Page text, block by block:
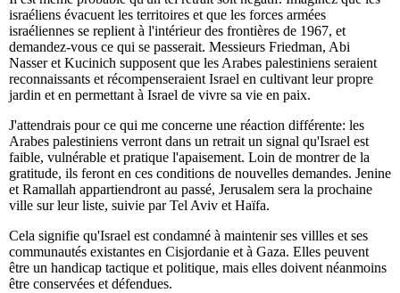
israéliens évacuent les territoires et que les forces armées
israéliennes se replient à l'intérieur des frontières de 1967, et
demandez-vous ce qui se passerait. Messieurs Friedman, Abi
Nasser et Kucinich supposent que les Arabes palestiniens seraient
reconnaissants et récompenseraient Israel en cultivant leur propre
jardin et en permettant à Israel de vivre sa vie en paix.
J'attendrais pour ce qui me concerne une réaction différente: les
Arabes palestiniens verront dans un retrait un signal qu'Israel est
faible, vulnérable et pratique l'apaisement. Loin de montrer de la
gratitude, ils feront en ces conditions de nouvelles demandes. Jenine
et Ramallah appartiendront au passé, Jerusalem sera la prochaine
ville sur leur liste, suivie par Tel Aviv et Haïfa.
Cela signifie qu'Israel est condamné à maintenir ses villles et ses
communautés existantes en Cisjordanie et à Gaza. Elles peuvent
être un handicap tactique et politique, mais elles doivent néanmoins
être conservées et défendues.